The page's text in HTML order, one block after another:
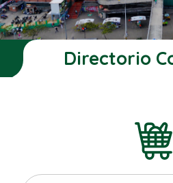
Directorio